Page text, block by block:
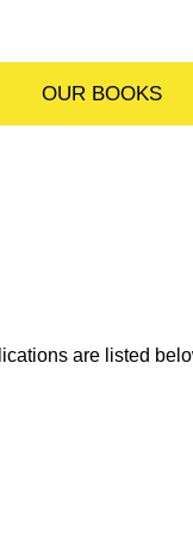
OUR BOOKS
are listed